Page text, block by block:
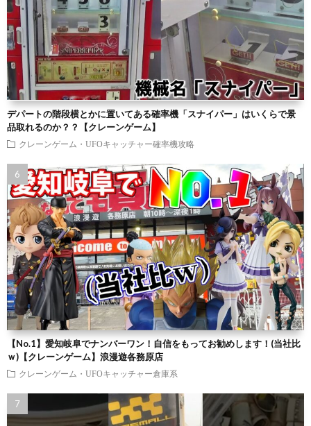
デパートの階段横とかに置いてある確率機「スナイパー」はいくらで景
品取れるのか？？【クレーンゲーム】
クレーンゲーム・UFOキャッチャー確率機攻略
【No.1】愛知岐阜でナンバーワン！自信をもってお勧めします！(当社比
ｗ)【クレーンゲーム】浪漫遊各務原店
クレーンゲーム・UFOキャッチャー倉庫系